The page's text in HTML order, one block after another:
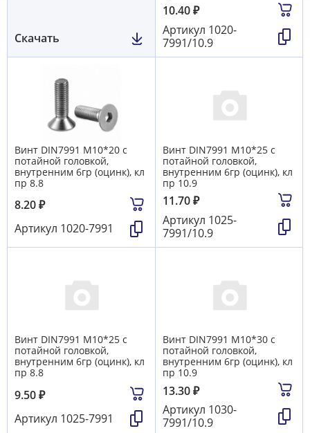
Скачать
10.40₽
Артикул 1020-
7991/10.9
Винт DIN7991 М10*20 с
потайной головкой,
внутренним 6гр (оцинк), кл
пр 8.8
8.20₽
Артикул 1020-7991
Винт DIN7991 М10*25 с
потайной головкой,
внутренним 6гр (оцинк), кл
пр 10.9
11.70₽
Артикул 1025-
7991/10.9
Винт DIN7991 М10*25 с
потайной головкой,
внутренним 6гр (оцинк), кл
пр 8.8
9.50₽
Артикул 1025-7991
Винт DIN7991 М10*30 с
потайной головкой,
внутренним 6гр (оцинк), кл
пр 10.9
13.30₽
Артикул 1030-
7991/10.9